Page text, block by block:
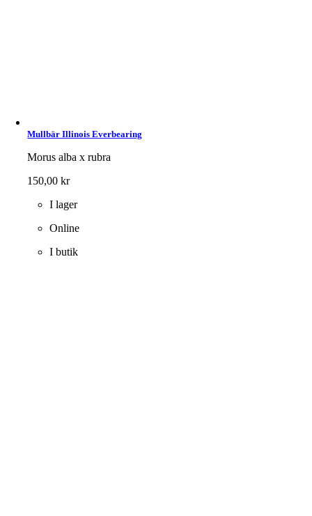
Mullbär Illinois Everbearing
Morus alba x rubra
150,00kr
I lager
Online
I butik